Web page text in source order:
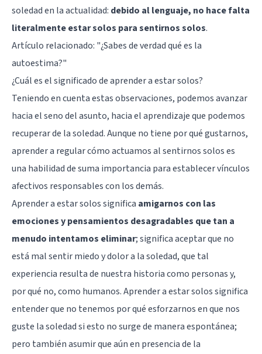
soledad en la actualidad: debido al lenguaje, no hace falta
literalmente estar solos para sentirnos solos.
Artículo relacionado: "¿Sabes de verdad qué es la
autoestima?"
¿Cuál es el significado de aprender a estar solos?
Teniendo en cuenta estas observaciones, podemos avanzar
hacia el seno del asunto, hacia el aprendizaje que podemos
recuperar de la soledad. Aunque no tiene por qué gustarnos,
aprender a regular cómo actuamos al sentirnos solos es
una habilidad de suma importancia para establecer vínculos
afectivos responsables con los demás.
Aprender a estar solos significa amigarnos con las
emociones y pensamientos desagradables que tan a
menudo intentamos eliminar; significa aceptar que no
está mal sentir miedo y dolor a la soledad, que tal
experiencia resulta de nuestra historia como personas y,
por qué no, como humanos. Aprender a estar solos significa
entender que no tenemos por qué esforzarnos en que nos
guste la soledad si esto no surge de manera espontánea;
pero también asumir que aún en presencia de la